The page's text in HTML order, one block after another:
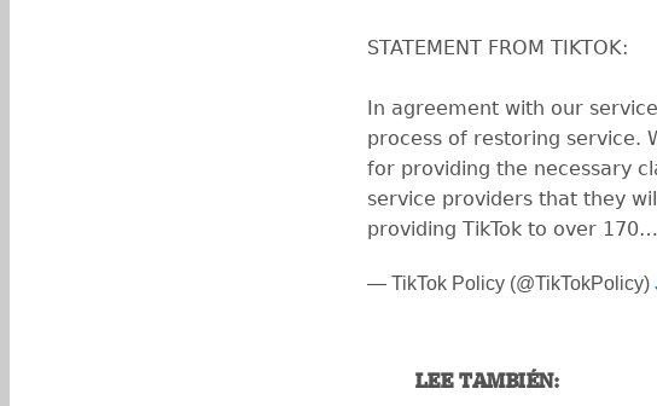
STATEMENT FROM TIKTOK:
In agreement with our
process of restoring service.
for providing the necessary
service providers that they
providing TikTok to over 170…
— TikTok Policy (@TikTokPolicy)
LEE TAMBIÉN: